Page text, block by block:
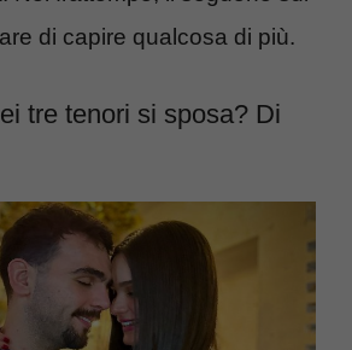
di capire qualcosa di più.
tre tenori si sposa? Di